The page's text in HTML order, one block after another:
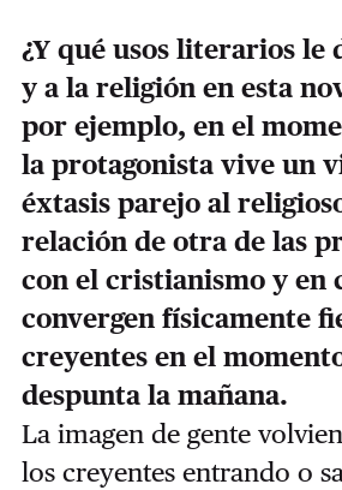
¿Y qué usos literarios le
y a la religión en esta
por ejemplo, en el
la protagonista vive un
éxtasis parejo al
relación de otra de las
con el cristianismo y en
convergen físicamente
creyentes en el
despunta la mañana.
La imagen de gente
los creyentes entrando o